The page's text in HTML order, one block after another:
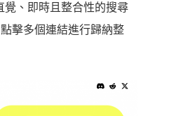
覺、即時且整合性的搜尋
擊多個連結進行歸納整